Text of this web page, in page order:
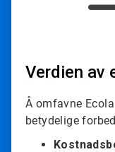
Verdien av
Å omfavne
betydelige